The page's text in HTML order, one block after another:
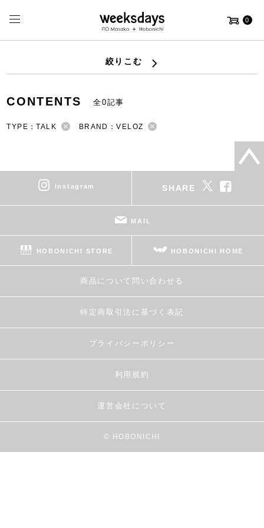
0
絞りこむ
CONTENTS 全0記事
TYPE：TALK BRAND：VELOZ
instagram SHARE
MAIL
HOBONICHI STORE HOBONICHI HOME
商品について問い合わせる
特定商取引法に基づく表記
プライバシーポリシー
利用規約
運営会社について
© HOBONICHI